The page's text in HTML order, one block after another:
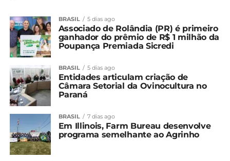
BRASIL 5 dias ago
Associado de Rolândia (PR) é primeiro
ganhador do prêmio de R$ 1 milhão da
Poupança Premiada Sicredi
BRASIL 5 dias ago
Entidades articulam criação de
Câmara Setorial da Ovinocultura no
Paraná
BRASIL 7 dias ago
Em Illinois, Farm Bureau desenvolve
programa semelhante ao Agrinho